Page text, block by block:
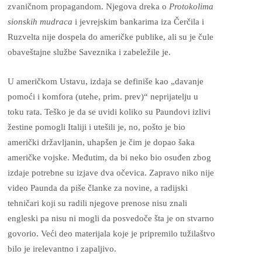
zvaničnom propagandom. Njegova dreka o Protokolima
sionskih mudraca i jevrejskim bankarima iza Čerčila i
Ruzvelta nije dospela do američke publike, ali su je čule
obaveštajne službe Saveznika i zabeležile je.
U američkom Ustavu, izdaja se definiše kao „davanje
pomoći i komfora (utehe, prim. prev)“ neprijatelju u
toku rata. Teško je da se uvidi koliko su Paundovi izlivi
žestine pomogli Italiji i utešili je, no, pošto je bio
američki državljanin, uhapšen je čim je dopao šaka
američke vojske. Međutim, da bi neko bio osuđen zbog
izdaje potrebne su izjave dva očevica. Zapravo niko nije
video Paunda da piše članke za novine, a radijski
tehničari koji su radili njegove prenose nisu znali
engleski pa nisu ni mogli da posvedoče šta je on stvarno
govorio. Veći deo materijala koje je pripremilo tužilaštvo
bilo je irelevantno i zapaljivo.